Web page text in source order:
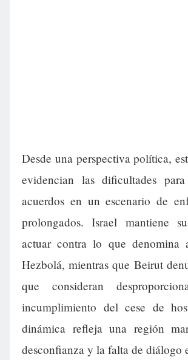
Desde una perspectiva política,
evidencian las dificultades
acuerdos en un escenario de
prolongados. Israel mantiene
actuar contra lo que denomina
Hezbolá, mientras que Beirut
que consideran
incumplimiento del cese de
dinámica refleja una región
desconfianza y la falta de diálogo